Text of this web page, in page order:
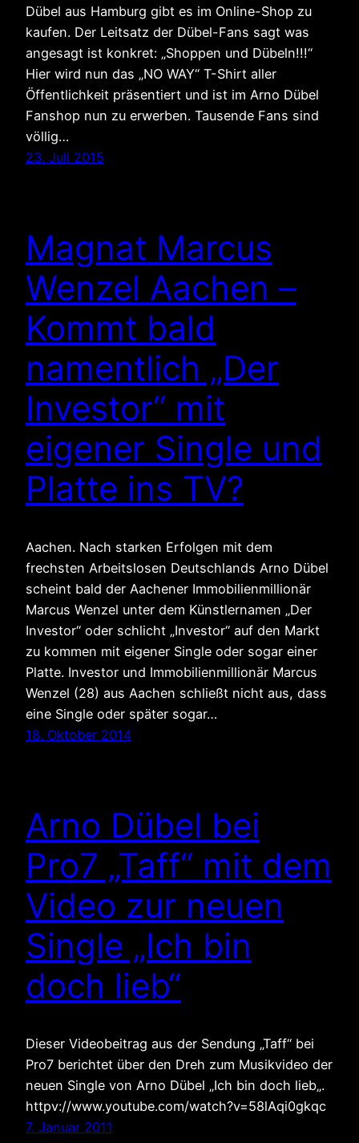
Dübel aus Hamburg gibt es im Online-Shop zu
kaufen. Der Leitsatz der Dübel-Fans sagt was
angesagt ist konkret: „Shoppen und Dübeln!!!“
Hier wird nun das „NO WAY“ T-Shirt aller
Öffentlichkeit präsentiert und ist im Arno Dübel
Fanshop nun zu erwerben. Tausende Fans sind
völlig…
23. Juli 2015
Magnat Marcus
Wenzel Aachen –
Kommt bald
namentlich „Der
Investor“ mit
eigener Single und
Platte ins TV?
Aachen. Nach starken Erfolgen mit dem
frechsten Arbeitslosen Deutschlands Arno Dübel
scheint bald der Aachener Immobilienmillionär
Marcus Wenzel unter dem Künstlernamen „Der
Investor“ oder schlicht „Investor“ auf den Markt
zu kommen mit eigener Single oder sogar einer
Platte. Investor und Immobilienmillionär Marcus
Wenzel (28) aus Aachen schließt nicht aus, dass
eine Single oder später sogar…
18. Oktober 2014
Arno Dübel bei
Pro7 „Taff“ mit dem
Video zur neuen
Single „Ich bin
doch lieb“
Dieser Videobeitrag aus der Sendung „Taff“ bei
Pro7 berichtet über den Dreh zum Musikvideo der
neuen Single von Arno Dübel „Ich bin doch lieb„.
httpv://www.youtube.com/watch?v=58lAqi0gkqc
7. Januar 2011